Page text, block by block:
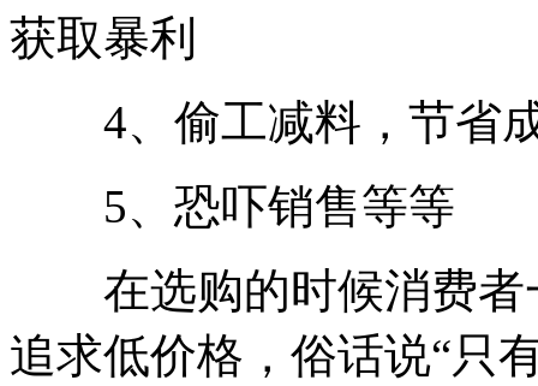
获取暴利
4、偷工减料，节省
5、恐吓销售等等
在选购的时候消费者
追求低价格，俗话说“只